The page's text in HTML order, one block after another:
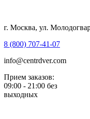
г. Москва, ул.
8 (800) 707-41-07
info@centrdver.com
Прием заказов:
09:00 - 21:00 без
выходных